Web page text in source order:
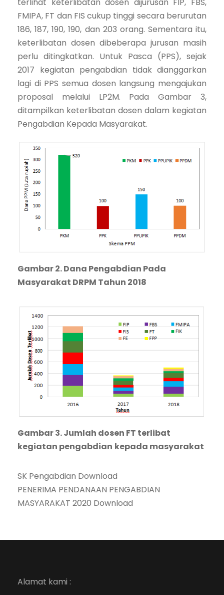
terlihat keterlibatan dosen dijurusan FIP, FBS,
FMIPA, FT dan FIS cukup tinggi secara berurutan
186, 187, 190, 190, dan 203 orang. Sementara itu,
keterlibatan dosen dibeberapa jurusan masih
perlu ditingkatkan. Untuk Pasca (PPS), sejak
2017 kegiatan pengabdian tidak dianggarkan
lagi di PPS semua dosen langsung mengajukan
proposal melalui LP2M. Pada Gambar 3,
ditampilkan keterlibatan dosen dalam kegiatan
Pengabdian Kepada Masyarakat.
Gambar 2. Dana Pengabdian Pada
Masyarakat DRPM Tahun 2018
Gambar 3. Jumlah dosen FT terlibat
kegiatan pengabdian kepada masyarakat
SK Pengabdian Download
PENERIMA PENDANAAN PENGABDIAN
MASYARAKAT 2020 Download
Alamat kami :